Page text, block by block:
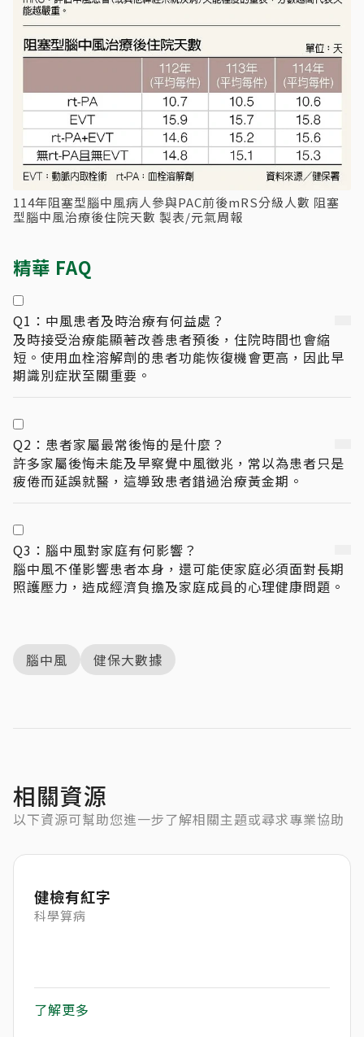
114年阻塞型腦中風病人參與PAC前後mRS分級人數 阻塞
型腦中風治療後住院天數 製表/元氣周報
精華 FAQ
Q1：中風患者及時治療有何益處？
及時接受治療能顯著改善患者預後，住院時間也會縮
短。使用血栓溶解劑的患者功能恢復機會更高，因此早
期識別症狀至關重要。
Q2：患者家屬最常後悔的是什麼？
許多家屬後悔未能及早察覺中風徵兆，常以為患者只是
疲倦而延誤就醫，這導致患者錯過治療黃金期。
Q3：腦中風對家庭有何影響？
腦中風不僅影響患者本身，還可能使家庭必須面對長期
照護壓力，造成經濟負擔及家庭成員的心理健康問題。
腦中風 健保大數據
相關資源
以下資源可幫助您進一步了解相關主題或尋求專業協助
健檢有紅字
科學算病
了解更多